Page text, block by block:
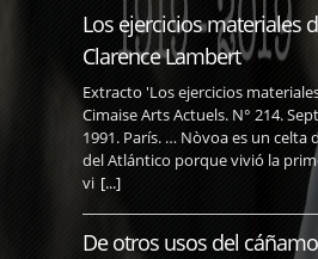
Los ejercicios materiales
Clarence Lambert
Extracto 'Los ejercicios
Cimaise Arts Actuels. N° 214.
1991. París. … Nòvoa es un celta
del Atlántico porque vivió la
vi [...]
De otros usos del